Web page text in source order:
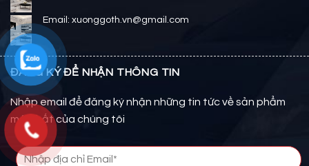
Email: xuonggoth.vn@gmail.com
ĐĂNG KÝ ĐỂ NHẬN THÔNG TIN
Nhập email để đăng ký nhận những tin tức về sản phẩm
mới nhất của chúng tôi